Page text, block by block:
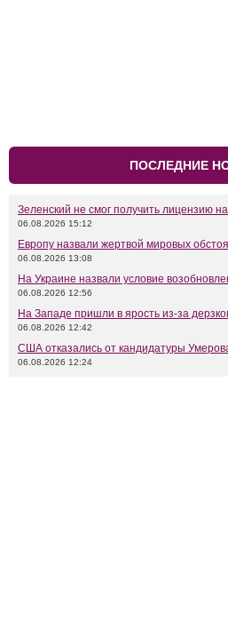
ПОСЛЕДНИЕ
Зеленский не смог получить лицензию
06.08.2026 15:12
Европу назвали жертвой мировых
06.08.2026 13:08
На Украине назвали условие
06.08.2026 12:56
На Западе пришли в ярость из-за
06.08.2026 12:42
США отказались от кандидатуры
06.08.2026 12:24